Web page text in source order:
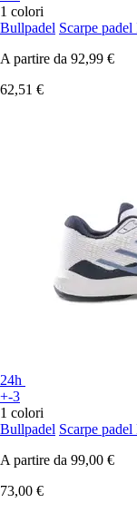
1 colori
Bullpadel Scarpe
A partire da 92,99 €
62,51 €
24h
+-3
1 colori
Bullpadel Scarpe
A partire da 99,00 €
73,00 €